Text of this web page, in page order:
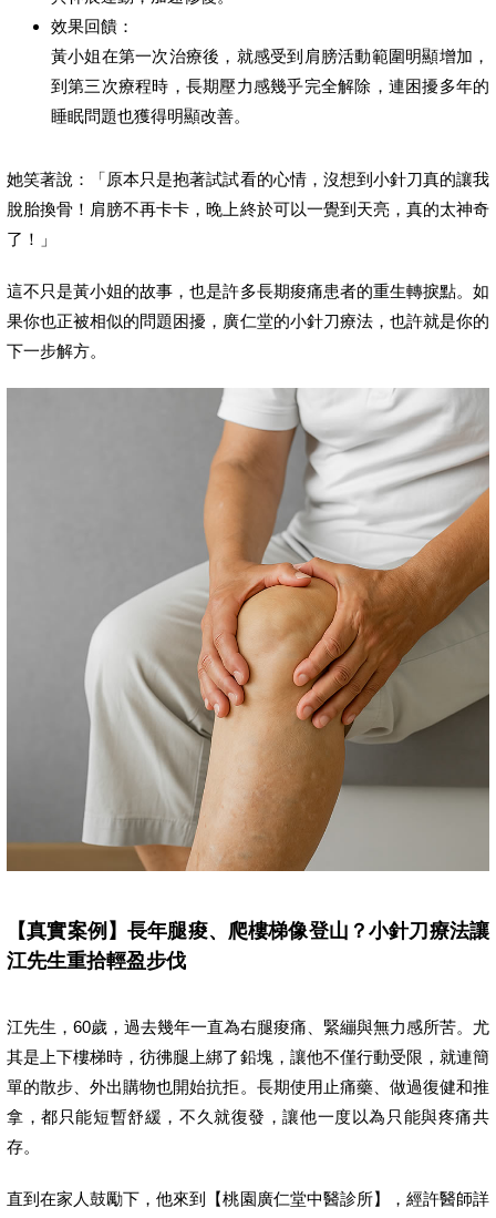
效果回饋：
黃小姐在第一次治療後，就感受到肩膀活動範圍明顯增加，
到第三次療程時，長期壓力感幾乎完全解除，連困擾多年的
睡眠問題也獲得明顯改善。
她笑著說：「原本只是抱著試試看的心情，沒想到小針刀真的讓我
脫胎換骨！肩膀不再卡卡，晚上終於可以一覺到天亮，真的太神奇
了！」
這不只是黃小姐的故事，也是許多長期痠痛患者的重生轉捩點。如
果你也正被相似的問題困擾，廣仁堂的小針刀療法，也許就是你的
下一步解方。
【真實案例】長年腿痠、爬樓梯像登山？小針刀療法讓
江先生重拾輕盈步伐
江先生，60歲，過去幾年一直為右腿痠痛、緊繃與無力感所苦。尤
其是上下樓梯時，彷彿腿上綁了鉛塊，讓他不僅行動受限，就連簡
單的散步、外出購物也開始抗拒。長期使用止痛藥、做過復健和推
拿，都只能短暫舒緩，不久就復發，讓他一度以為只能與疼痛共
存。
直到在家人鼓勵下，他來到【桃園廣仁堂中醫診所】，經許醫師詳